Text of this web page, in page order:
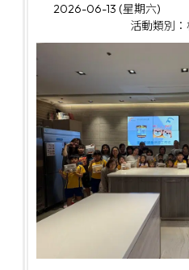
2026-06-13 (星期六)
活動類別